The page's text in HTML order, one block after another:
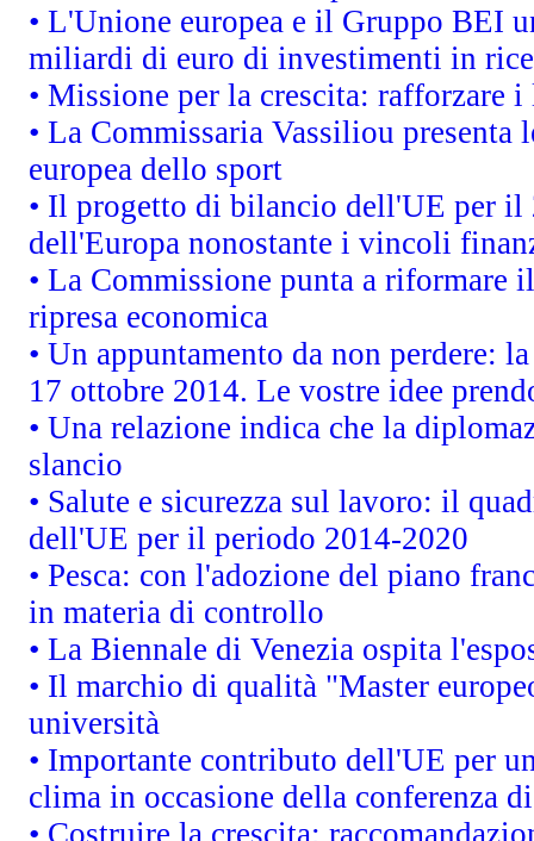
• L'Unione europea e il Gruppo BEI
miliardi di euro di investimenti in
• Missione per la crescita: rafforzare
• La Commissaria Vassiliou
europea dello sport
• Il progetto di bilancio dell'UE per il
dell'Europa nonostante i vincoli
• La Commissione punta a riformare
ripresa economica
• Un appuntamento da non perdere:
17 ottobre 2014. Le vostre idee
• Una relazione indica che la
slancio
• Salute e sicurezza sul lavoro: il
dell'UE per il periodo 2014-2020
• Pesca: con l'adozione del piano
in materia di controllo
• La Biennale di Venezia ospita
• Il marchio di qualità "Master
università
• Importante contributo dell'UE per
clima in occasione della conferenza
• Costruire la crescita: